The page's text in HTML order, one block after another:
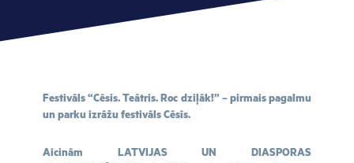
Festivāls “Cēsis. Teātris. Roc dziļāk!” – pirmais pagalmu
un parku izrāžu festivāls Cēsīs.
Aicinām LATVIJAS UN DIASPORAS